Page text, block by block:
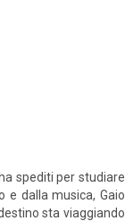
spediti per studiare
e dalla musica, Gaio
sta viaggiando